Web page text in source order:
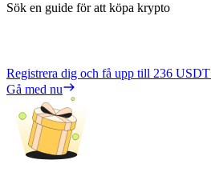
Sök en guide för att köpa krypto
Registrera dig och få upp till 236 USDT
Gå med nu